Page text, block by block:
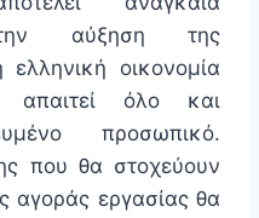
αύξηση της
οικονομία
απαιτεί όλο και
προσωπικό.
που θα στοχεύουν
αγοράς εργασίας θα